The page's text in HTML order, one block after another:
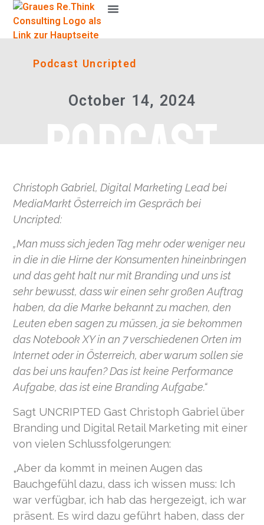
Podcast Uncripted
October 14, 2024
PODCAST
Christoph Gabriel, Digital Marketing Lead bei
MediaMarkt Österreich im Gespräch bei
Uncripted:
„Man muss sich jeden Tag mehr oder weniger neu
in die in die Hirne der Konsumenten hineinbringen
und das geht halt nur mit Branding und uns ist
sehr bewusst, dass wir einen sehr großen Auftrag
haben, da die Marke bekannt zu machen, den
Leuten eben sagen zu müssen, ja sie bekommen
das Notebook XY in an 7 verschiedenen Orten im
Internet oder in Österreich, aber warum sollen sie
das bei uns kaufen? Das ist keine Performance
Aufgabe, das ist eine Branding Aufgabe.“
Sagt UNCRIPTED GastChristoph Gabriel über
Branding und Digital Retail Marketing mit einer
von vielen Schlussfolgerungen:
„Aber da kommt in meinen Augen das
Bauchgefühl dazu, dass ich wissen muss: Ich
war verfügbar, ich hab das hergezeigt, ich war
präsent. Es wird dazu geführt haben, dass der